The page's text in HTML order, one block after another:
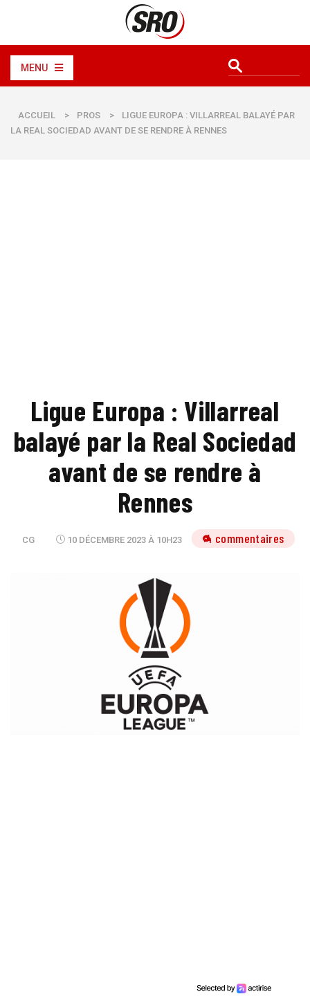
MENU
ACCUEIL > PROS >
LIGUE EUROPA : VILLARREAL BALAYÉ PAR
LA REAL SOCIEDAD AVANT DE SE RENDRE À RENNES
Ligue Europa : Villarreal
balayé par la Real Sociedad
avant de se rendre à
Rennes
CG 10 DÉCEMBRE 2023 À 10H23 4 commentaires